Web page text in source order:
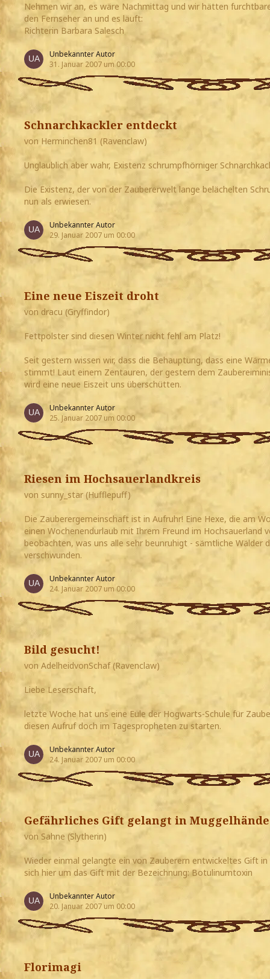
Nehmen wir an, es wäre Nachmittag und wir hätten
den Fernseher an und es läuft:
Richterin Barbara Salesch
Unbekannter Autor
31. Januar 2007 um 00:00
Schnarchkackler entdeckt
von Herminchen81 (Ravenclaw)
Unglaublich aber wahr, Existenz schrumpfhörniger
Die Existenz, der von der Zaubererwelt lange belächelten
nun als erwiesen.
Unbekannter Autor
29. Januar 2007 um 00:00
Eine neue Eiszeit droht
von dracu (Gryffindor)
Fettpolster sind diesen Winter nicht fehl am Platz!
Seit gestern wissen wir, dass die Behauptung, dass eine
stimmt! Laut einem Zentauren, der gestern dem
wird eine neue Eiszeit uns überschütten.
Unbekannter Autor
25. Januar 2007 um 00:00
Riesen im Hochsauerlandkreis
von sunny_star (Hufflepuff)
Die Zauberergemeinschaft ist in Aufruhr! Eine Hexe, die am
einen Wochenendurlaub mit Ihrem Freund im
beobachten, was uns alle sehr beunruhigt - sämtliche Wälder
verschwunden.
Unbekannter Autor
24. Januar 2007 um 00:00
Bild gesucht!
von AdelheidvonSchaf (Ravenclaw)
Liebe Leserschaft,
letzte Woche hat uns eine Eule der Hogwarts-Schule für
diesen Aufruf doch im Tagespropheten zu starten.
Unbekannter Autor
24. Januar 2007 um 00:00
Gefährliches Gift gelangt in Muggelhände
von Sahne (Slytherin)
Wieder einmal gelangte ein von Zauberern entwickeltes Gift
sich hier um das Gift mit der Bezeichnung: Botulinumtoxin
Unbekannter Autor
20. Januar 2007 um 00:00
Florimagi